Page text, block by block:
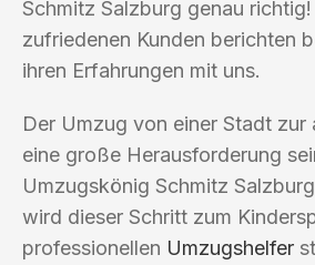
Schmitz Salzburg genau
zufriedenen Kunden berichten
ihren Erfahrungen mit uns.
Der Umzug von einer Stadt zur
eine große Herausforderung
Umzugskönig Schmitz
wird dieser Schritt zum
professionellen Umzugshelfer